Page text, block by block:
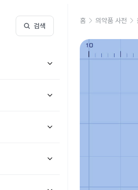
검색
홈 의약품 사전